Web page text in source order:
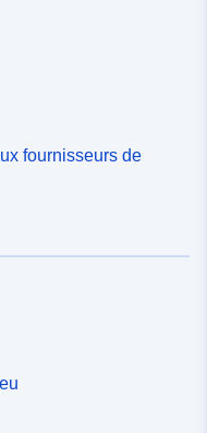
fournisseurs de